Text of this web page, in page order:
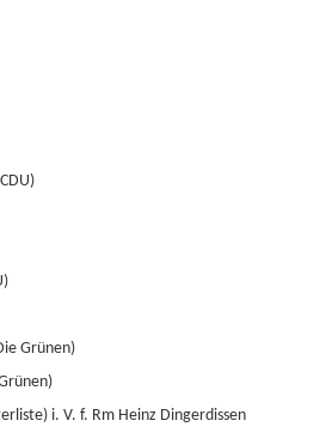
Grünen)
i. V. f. Rm Heinz Dingerdissen